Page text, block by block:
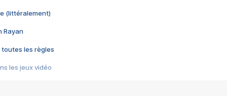
(littéralement)
Rayan
toutes les règles
les jeux vidéo